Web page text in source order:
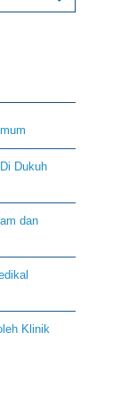
Dukuh
dan
Klinik